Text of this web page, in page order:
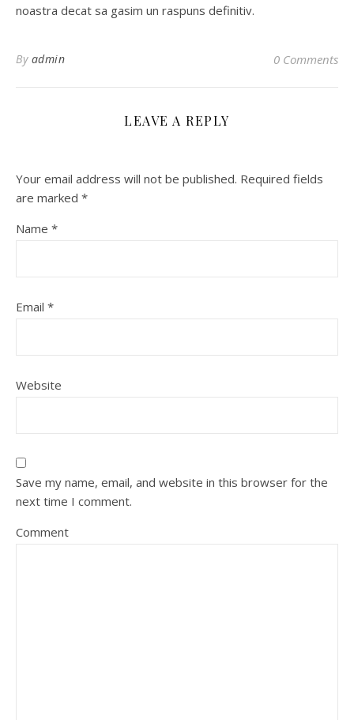
noastra decat sa gasim un raspuns definitiv.
By admin 0 Comments
LEAVE A REPLY
Your email address will not be published. Required fields
are marked *
Name *
Email *
Website
Save my name, email, and website in this browser for the
next time I comment.
Comment